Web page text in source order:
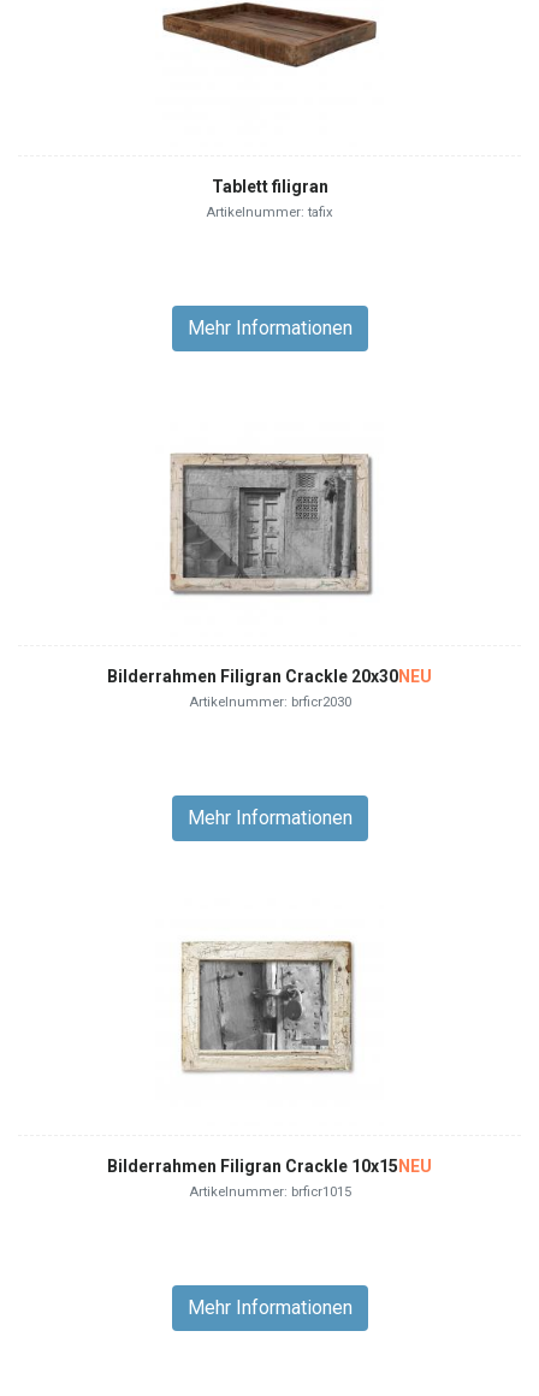
Tablett filigran
Artikelnummer: tafix
Mehr Informationen
Bilderrahmen Filigran Crackle 20x30NEU
Artikelnummer: brficr2030
Mehr Informationen
Bilderrahmen Filigran Crackle 10x15 NEU
Artikelnummer: brficr1015
Mehr Informationen